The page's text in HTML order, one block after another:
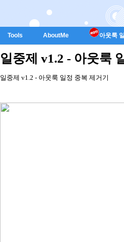
Tools AboutMe 아웃룩
일중제 v1.2 - 아웃룩
일중제 v1.2 - 아웃룩 일정 중복 제거기